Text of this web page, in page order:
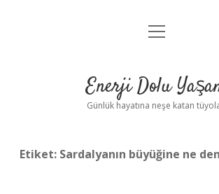
Anasayfa
Yasal Uyarı
menüyü
Enerji Dolu
Günlük hayatına neşe katan
Etiket: Sardalyanın büyüğine ne